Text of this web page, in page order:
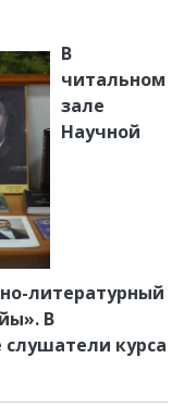
В
читальном
зале
Научной
литературный
В
курса